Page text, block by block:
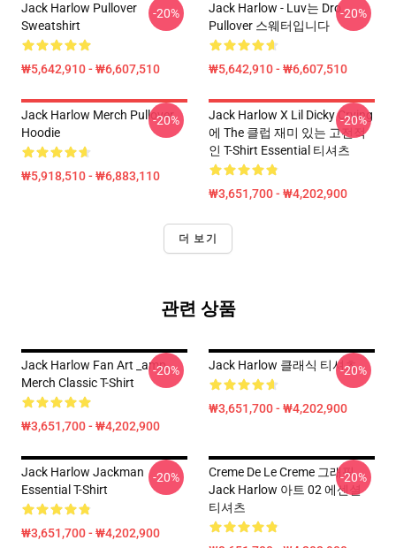
Jack Harlow Pullover
Sweatshirt
₩5,642,910 - ₩6,607,510
-20%
Jack Harlow - Luv는 Dro
Pullover 스웨터입니다
₩5,642,910 - ₩6,607,510
-20%
Jack Harlow Merch Pullover
Hoodie
₩5,918,510 - ₩6,883,110
-20%
Jack Harlow X Lil Dicky Crying
에 The 클럽 재미 있는 고전적
인 T-Shirt Essential 티셔츠
₩3,651,700 - ₩4,202,900
-20%
더 보기
관련 상품
Jack Harlow Fan Art _amp_
Merch Classic T-Shirt
₩3,651,700 - ₩4,202,900
-20% Jack Harlow 클래식 티셔츠
₩3,651,700 - ₩4,202,900
-20%
Jack Harlow Jackman
Essential T-Shirt
₩3,651,700 - ₩4,202,900
-20%
Creme De Le Creme 그래픽
Jack Harlow 아트 02 에센셜
티셔츠
-20%